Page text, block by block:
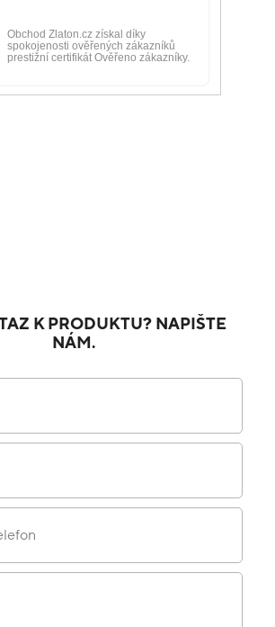
K PRODUKTU? NAPIŠTE
NÁM.